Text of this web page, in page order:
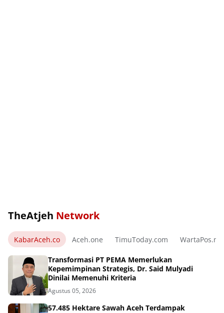
TheAtjeh Network
KabarAceh.co Aceh.one TimuToday.com WartaPos.net
Transformasi PT PEMA Memerlukan
Kepemimpinan Strategis, Dr. Said Mulyadi
Dinilai Memenuhi Kriteria
Agustus 05, 2026
57.485 Hektare Sawah Aceh Terdampak